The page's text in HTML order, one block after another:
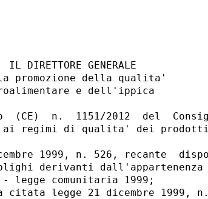
IL DIRETTORE GENERALE
promozione della qualita'
e dell'ippica
(CE)  n.  1151/2012  del
ai regimi di qualita' dei
1999, n. 526, recante
derivanti
legge comunitaria 1999;
citata legge 21 dicembre 1999,